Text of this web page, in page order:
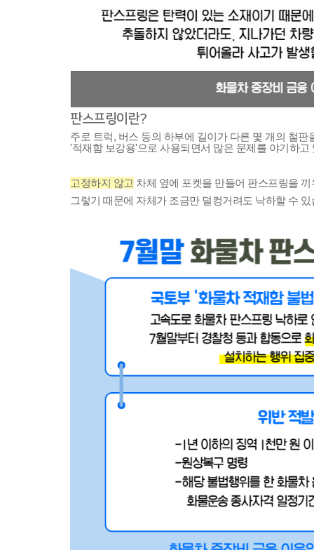
판스프링이란?
주로 트럭, 버스 등의 하부에 길이가 다른 몇 개의 철
'적재함 보강용'으로 사용되면서 많은 문제를 야기하
고정하지 않고 차체 옆에 포켓을 만들어 판스프링을 끼
그렇기 때문에 자체가 조금만 덜컹거려도 낙하할 수 있